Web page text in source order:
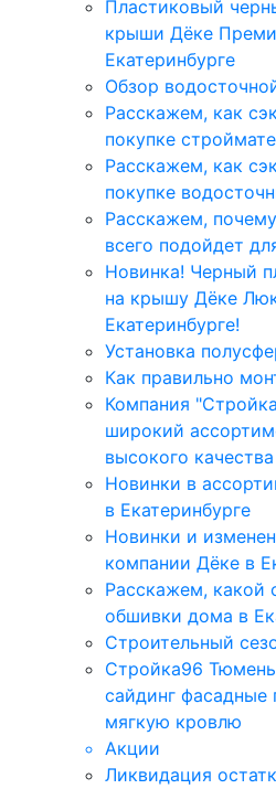
Пластиковый
крыши Дёке
Екатеринбурге
Обзор
Расскажем, как
покупке
Расскажем, как
покупке
Расскажем,
всего подойдет
Новинка! Черный
на крышу Дёке
Екатеринбурге!
Установка
Как правильно
Компания
широкий
высокого качества
Новинки в
в Екатеринбурге
Новинки и
компании Дёке в
Расскажем, какой
обшивки дома в
Строительный
Стройка96
сайдинг фасадные
мягкую кровлю
Акции
Ликвидация